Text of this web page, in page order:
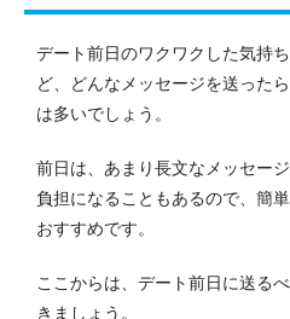
デート前日のワクワクした気持
ど、どんなメッセージを送った
は多いでしょう。
前日は、あまり長文なメッセー
負担になることもあるので、簡
おすすめです。
ここからは、デート前日に送る
きましょう。